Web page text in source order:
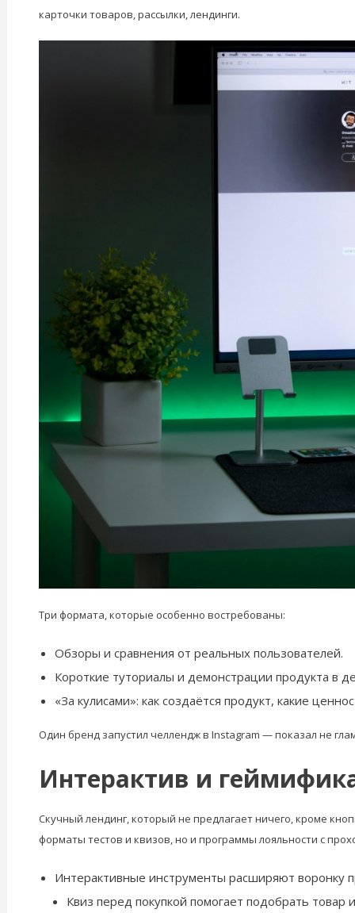
карточки товаров, рассылки, лендинги.
Три формата, которые особенно востребованы:
Обзоры и сравнения от реальных пользователей.
Короткие туториалы и демонстрации продукта в
«За кулисами»: как создаётся продукт, какие
Один бренд запустил челлендж в Instagram — показал не
Интерактив и
Скучный лендинг, который не предлагает ничего, кроме
форматы тестов и квизов, но и программы лояльности с
Интерактивные инструменты расширяют воронку
Квиз перед покупкой помогает подобрать товар